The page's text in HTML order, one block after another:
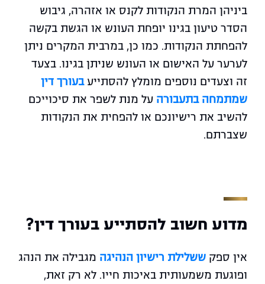
ביניהן המרת הנקודות לקנס או אזהרה, גיבוש
הסדר טיעון בגינו יופחת העונש או הגשת בקשה
להפחתת הנקודות. כמו כן, במרבית המקרים ניתן
לערער על האישום או העונש שניתן בגינו. בצעד
זה וצעדים נוספים מומלץ להסתייעבעורך דין
שמתמחה בתעבורה על מנת לשפר את סיכוייכם
להשיב את רישיונכם או להפחית את הנקודות
שצברתם.
מדוע חשוב להסתייע בעורך דין?
אין ספק ששלילת רישיון הנהיגה מגבילה את הנהג
ופוגעת משמעותית באיכות חייו. לא רק זאת,